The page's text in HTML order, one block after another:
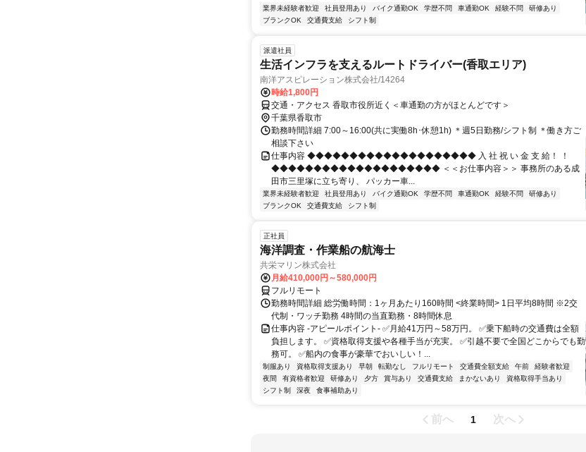
業界未経験者歓迎 社員登用あり バイク通勤OK 学歴不問 車通勤OK 経験不問
研修あり
ブランクOK
交通費支給 シフト制
派遣社員
生活インフラを支えるルートドライバー(香取エリア)
南洋アスピレーション株式会社/14264
時給1,800円
交通・アクセス 香取市役所近く＜車通勤の方がほとんどです＞
千葉県香取市
勤務時間詳細 7:00～16:00(共に実働8h･休憩1h) ＊週5日勤務/シフト制 ＊働き方ご
相談下さい
仕事内容 ◆◆◆◆◆◆◆◆◆◆◆◆◆◆◆◆◆◆◆◆ 入 社 祝 い 金 支 給！ ！
◆◆◆◆◆◆◆◆◆◆◆◆◆◆◆◆◆◆◆◆ ＜＜お仕事内容＞＞ 事務所のある成
田市三里塚に立ち寄り、 パッカー車...
業界未経験者歓迎 社員登用あり バイク通勤OK 学歴不問 車通勤OK 経験不問
研修あり
ブランクOK
交通費支給 シフト制
正社員
海洋調査・作業船の航海士
共栄マリン株式会社
月給410,000円～580,000円
フルリモート
勤務時間詳細 総労働時間：1ヶ月あたり160時間 <終業時間> 1日平均8時間 ※2交
代制・ワッチ勤務 4時間の当直勤務・8時間休息
仕事内容 -アピールポイント- ✅月給41万円～58万円。 ✅乗下船時の交通費は全額
負担します。 ✅資格取得支援や各種手当が充実。 ✅引越不要で全国どこからでも勤
務可。 ✅船内の食事が豪華でおいしい！...
制服あり 資格取得支援あり 早朝 転勤なし フルリモート 交通費全額支給 午前
経験者歓迎
夜間
有資格者歓迎 研修あり 夕方 賞与あり 交通費支給 まかないあり
資格取得手当あり
シフト制
深夜 食事補助あり
前へ 1 次へ